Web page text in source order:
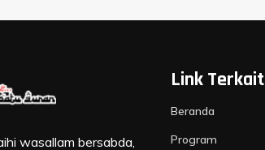
wasallam bersabda,
Link Terkait
Beranda
Program